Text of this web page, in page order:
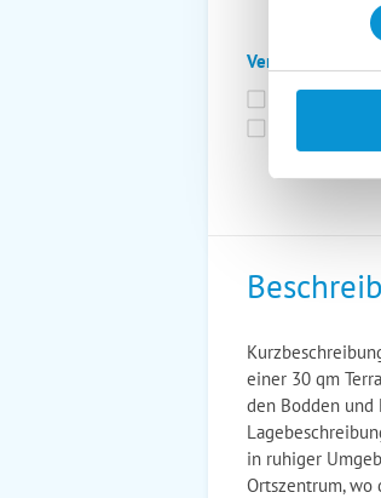
Verpflegung:
Vollpension
einer 30 qm
den Bodden und
in ruhiger
Ortszentrum, wo